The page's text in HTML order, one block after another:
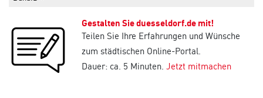
Gestalten Sie duesseldorf.de mit!
Teilen Sie Ihre Erfahrungen und Wünsche
zum städtischen Online-Portal.
Dauer: ca. 5 Minuten. Jetzt mitmachen